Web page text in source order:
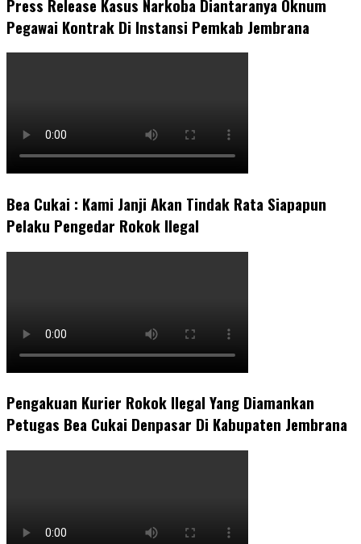
Press Release Kasus Narkoba Diantaranya Oknum
Pegawai Kontrak Di Instansi Pemkab Jembrana
Bea Cukai : Kami Janji Akan Tindak Rata Siapapun
Pelaku Pengedar Rokok Ilegal
Pengakuan Kurier Rokok Ilegal Yang Diamankan
Petugas Bea Cukai Denpasar Di Kabupaten Jembrana